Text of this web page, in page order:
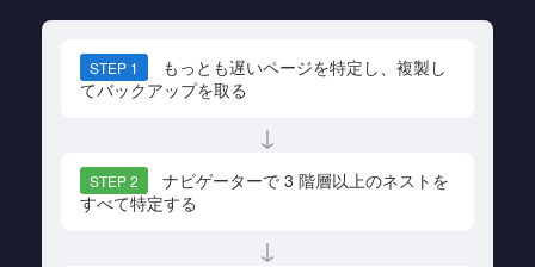
STEP 1
もっとも遅いページを特定し、複製し
てバックアップを取る
↓
STEP 2
ナビゲーターで 3 階層以上のネストを
すべて特定する
↓